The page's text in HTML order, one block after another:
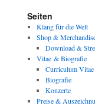
Seiten
Klang für die Welt
Shop &
Download &
Vitae & Biografie
Curriculum Vitae
Biografie
Konzerte
Preise &